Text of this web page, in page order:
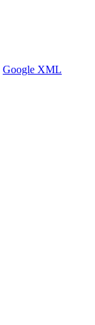
Google XML